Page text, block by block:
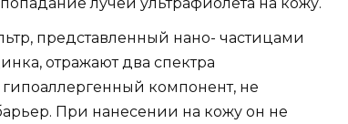
представленный нано- частицами
отражают два спектра
компонент, не
При нанесении на кожу он не